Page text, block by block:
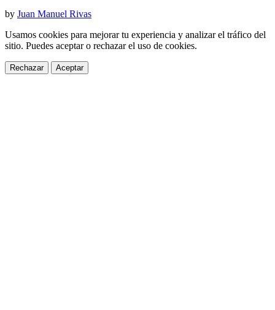
by Juan Manuel Rivas
Usamos cookies para mejorar tu experiencia y analizar el tráfico del
sitio. Puedes aceptar o rechazar el uso de cookies.
Rechazar Aceptar